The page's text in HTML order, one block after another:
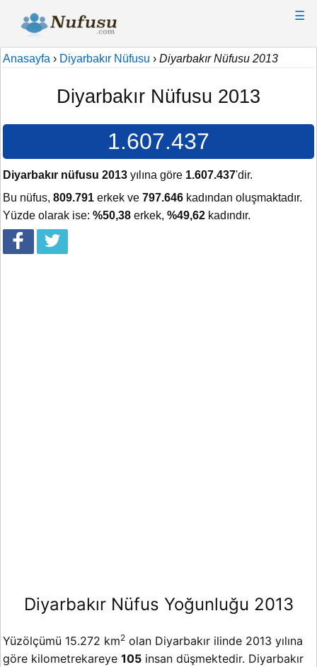
☰
Anasayfa › Diyarbakır Nüfusu › Diyarbakır Nüfusu 2013
Diyarbakır Nüfusu 2013
1.607.437
Diyarbakır nüfusu 2013 yılına göre 1.607.437'dir.
Bu nüfus, 809.791 erkek ve 797.646 kadından oluşmaktadır.
Yüzde olarak ise: %50,38 erkek, %49,62 kadındır.
Diyarbakır Nüfus Yoğunluğu 2013
Yüzölçümü 15.272 km2 olan Diyarbakır ilinde 2013 yılına
göre kilometrekareye 105 insan düşmektedir. Diyarbakır